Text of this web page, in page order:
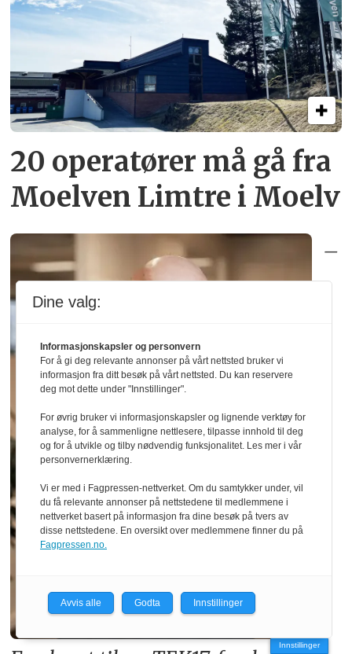
20 operatører må gå fra
Moelven Limtre i Moelv
–
Innstillinger
Dine valg:
Informasjonskapsler og personvern
For å gi deg relevante annonser på vårt nettsted bruker vi
informasjon fra ditt besøk på vårt nettsted. Du kan reservere
deg mot dette under "Innstillinger".
For øvrig bruker vi informasjonskapsler og lignende verktøy for
analyse, for å sammenligne nettlesere, tilpasse innhold til deg
og for å utvikle og tilby nødvendig funksjonalitet. Les mer i vår
personvernerklæring.
Vi er med i Fagpressen-nettverket. Om du samtykker under, vil
du få relevante annonser på nettstedene til medlemmene i
nettverket basert på informasjon fra dine besøk på tvers av
disse nettstedene. En oversikt over medlemmene finner du på
Fagpressen.no.
Avvis alle Godta Innstillinger